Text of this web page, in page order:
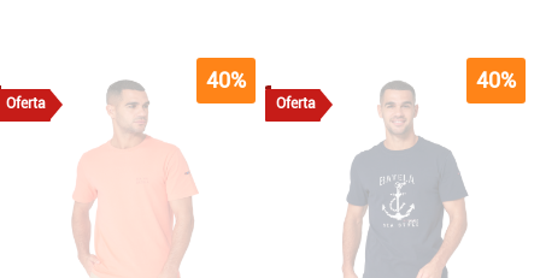
Oferta
40%
Oferta
40%